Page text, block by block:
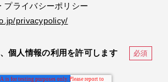
プライバシーポリシー
privacypolicy/
、個人情報の利用を許可します